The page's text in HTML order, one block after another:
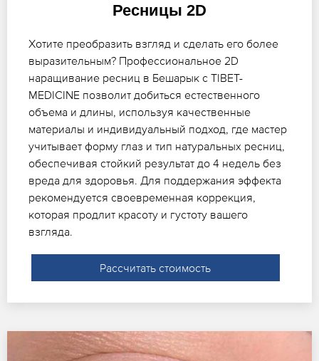
Ресницы 2D
Хотите преобразить взгляд и сделать его более
выразительным? Профессиональное 2D
наращивание ресниц в Бешарык с TIBET-
MEDICINE позволит добиться естественного
объема и длины, используя качественные
материалы и индивидуальный подход, где мастер
учитывает форму глаз и тип натуральных ресниц,
обеспечивая стойкий результат до 4 недель без
вреда для здоровья. Для поддержания эффекта
рекомендуется своевременная коррекция,
которая продлит красоту и густоту вашего
взгляда.
Рассчитать стоимость